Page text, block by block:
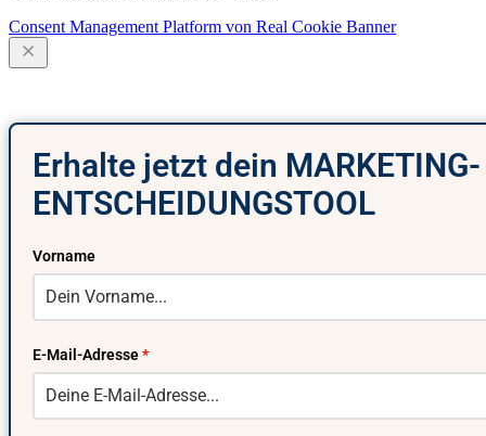
Consent Management Platform von Real Cookie Banner
Erhalte jetzt dein MARKETING-
ENTSCHEIDUNGSTOOL
Vorname
E-Mail-Adresse*